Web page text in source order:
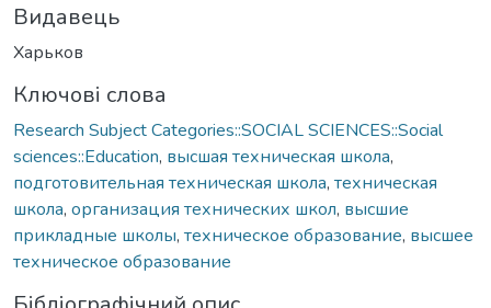
Видавець
Харьков
Ключові слова
Research Subject Categories::SOCIAL SCIENCES::Social
sciences::Education, высшая техническая школа,
подготовительная техническая школа, техническая
школа, организация технических школ, высшие
прикладные школы, техническое образование, высшее
техническое образование